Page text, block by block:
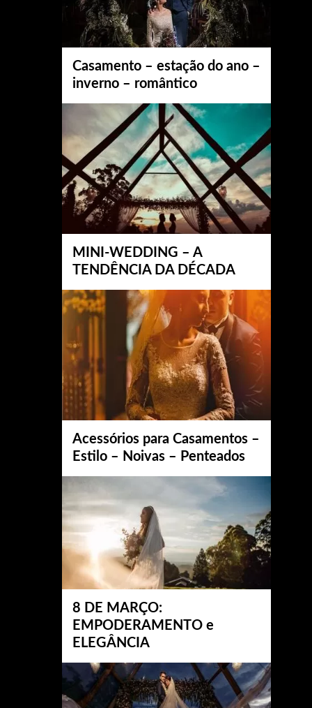
Casamento – estação do ano –
inverno – romântico
MINI-WEDDING – A
TENDÊNCIA DA DÉCADA
Acessórios para Casamentos –
Estilo – Noivas – Penteados
8 DE MARÇO:
EMPODERAMENTO e
ELEGÂNCIA